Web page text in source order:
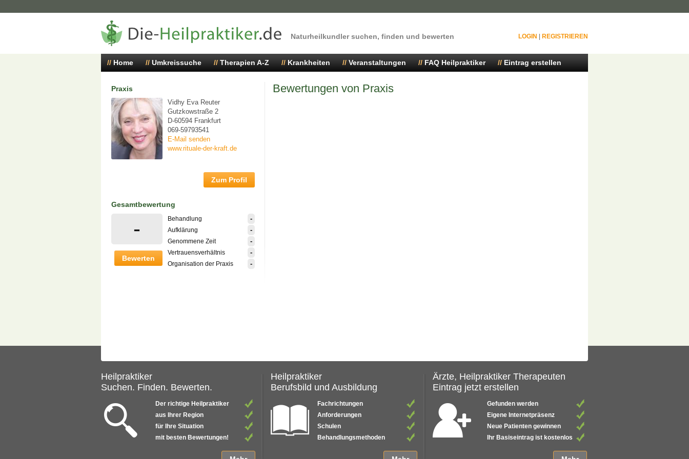
Naturheilkundler suchen, finden und bewerten LOGIN REGISTRIEREN
Home Umkreissuche Therapien A-Z Krankheiten Veranstaltungen FAQ Heilpraktiker Eintrag erstellen
Praxis
Vidhy Eva Reuter
Gutzkowstraße 2
D-60594 Frankfurt
069-59793541
E-Mail senden
www.rituale-der-kraft.de
Zum Profil
Gesamtbewertung
-
Bewerten
Behandlung -
Aufklärung -
Genommene Zeit -
Vertrauensverhältnis -
Organisation der Praxis -
Bewertungen von Praxis
Heilpraktiker
Suchen. Finden. Bewerten.
Der richtige Heilpraktiker
aus Ihrer Region
für Ihre Situation
mit besten Bewertungen!
Heilpraktiker
Berufsbild und Ausbildung
Fachrichtungen
Anforderungen
Schulen
Behandlungsmethoden
Ärzte, Heilpraktiker Therapeuten
Eintrag jetzt erstellen
Gefunden werden
Eigene Internetpräsenz
Neue Patienten gewinnen
Ihr Basiseintrag ist kostenlos